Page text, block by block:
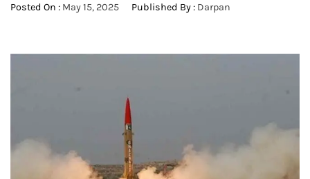
Posted On : May 15, 2025 Published By : Darpan